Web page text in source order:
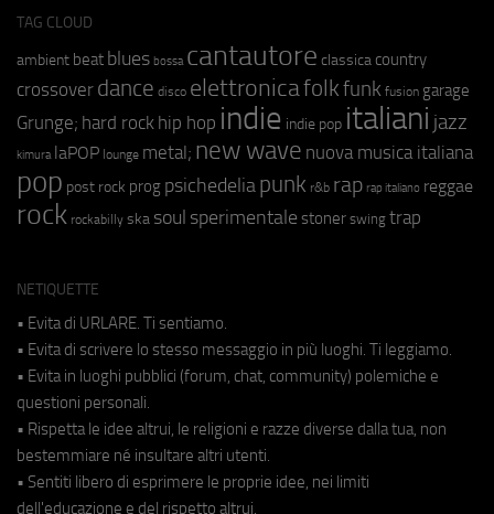
TAG CLOUD
ambient beat blues bossa cantautore classica country
crossover dance disco elettronicafolkfunk fusion garage
Grunge; hard rock hip hop indie indie pop italiani jazz
kimura laPOP lounge metal; new wave nuova musica italiana
pop post rock prog psichedeliapunk r&b rap rap italiano reggae
rock rockabilly ska soul sperimentale stoner swing trap
NETIQUETTE
• Evita di URLARE. Ti sentiamo.
• Evita di scrivere lo stesso messaggio in più luoghi. Ti leggiamo.
• Evita in luoghi pubblici (forum, chat, community) polemiche e
questioni personali.
• Rispetta le idee altrui, le religioni e razze diverse dalla tua, non
bestemmiare né insultare altri utenti.
• Sentiti libero di esprimere le proprie idee, nei limiti
dell'educazione e del rispetto altrui.